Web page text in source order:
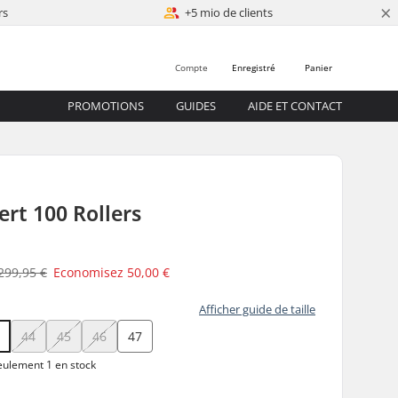
+5 mio de clients ×
Panier
Enregistré
Compte
PROMOTIONS GUIDES AIDE ET CONTACT
100 Rollers
€ Economisez 50,00 €
Afficher guide de taille
44 45 46 47
1 en stock